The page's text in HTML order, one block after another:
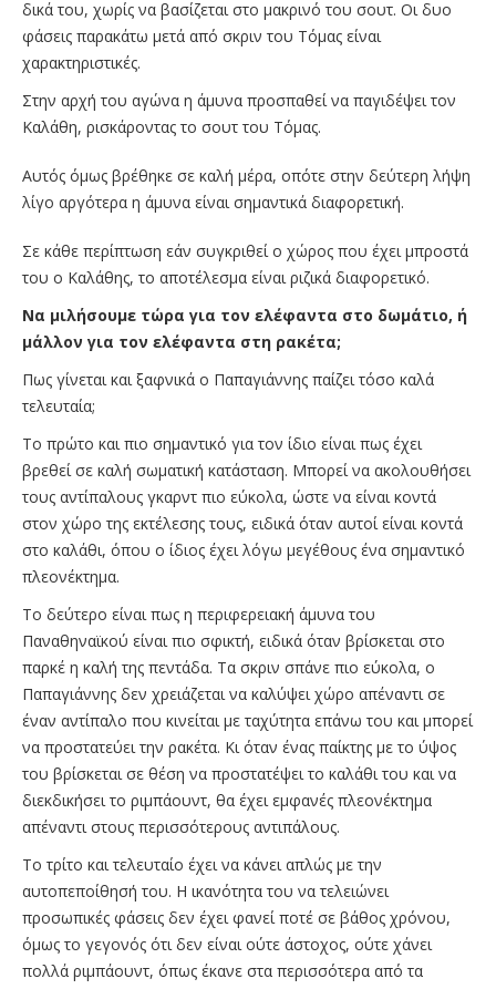
δικά του, χωρίς να βασίζεται στο μακρινό του σουτ. Οι δυο
φάσεις παρακάτω μετά από σκριν του Τόμας είναι
χαρακτηριστικές.
Στην αρχή του αγώνα η άμυνα προσπαθεί να παγιδέψει τον
Καλάθη, ρισκάροντας το σουτ του Τόμας.
Αυτός όμως βρέθηκε σε καλή μέρα, οπότε στην δεύτερη λήψη
λίγο αργότερα η άμυνα είναι σημαντικά διαφορετική.
Σε κάθε περίπτωση εάν συγκριθεί ο χώρος που έχει μπροστά
του ο Καλάθης, το αποτέλεσμα είναι ριζικά διαφορετικό.
Να μιλήσουμε τώρα για τον ελέφαντα στο δωμάτιο, ή
μάλλον για τον ελέφαντα στη ρακέτα;
Πως γίνεται και ξαφνικά ο Παπαγιάννης παίζει τόσο καλά
τελευταία;
Το πρώτο και πιο σημαντικό για τον ίδιο είναι πως έχει
βρεθεί σε καλή σωματική κατάσταση. Μπορεί να ακολουθήσει
τους αντίπαλους γκαρντ πιο εύκολα, ώστε να είναι κοντά
στον χώρο της εκτέλεσης τους, ειδικά όταν αυτοί είναι κοντά
στο καλάθι, όπου ο ίδιος έχει λόγω μεγέθους ένα σημαντικό
πλεονέκτημα.
Το δεύτερο είναι πως η περιφερειακή άμυνα του
Παναθηναϊκού είναι πιο σφικτή, ειδικά όταν βρίσκεται στο
παρκέ η καλή της πεντάδα. Τα σκριν σπάνε πιο εύκολα, ο
Παπαγιάννης δεν χρειάζεται να καλύψει χώρο απέναντι σε
έναν αντίπαλο που κινείται με ταχύτητα επάνω του και μπορεί
να προστατεύει την ρακέτα. Κι όταν ένας παίκτης με το ύψος
του βρίσκεται σε θέση να προστατέψει το καλάθι του και να
διεκδικήσει το ριμπάουντ, θα έχει εμφανές πλεονέκτημα
απέναντι στους περισσότερους αντιπάλους.
Το τρίτο και τελευταίο έχει να κάνει απλώς με την
αυτοπεποίθησή του. Η ικανότητα του να τελειώνει
προσωπικές φάσεις δεν έχει φανεί ποτέ σε βάθος χρόνου,
όμως το γεγονός ότι δεν είναι ούτε άστοχος, ούτε χάνει
πολλά ριμπάουντ, όπως έκανε στα περισσότερα από τα